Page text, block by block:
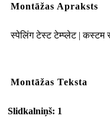
Montāžas Apraksts
स्पेलिंग टेस्ट टेम्प्लेट | कस्टम
Montāžas Teksta
Slidkalniņš: 1